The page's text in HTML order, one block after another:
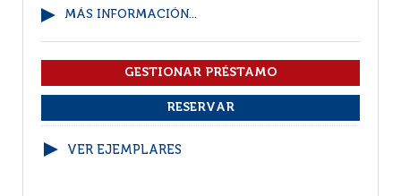
MÁS INFORMACIÓN...
VER EJEMPLARES